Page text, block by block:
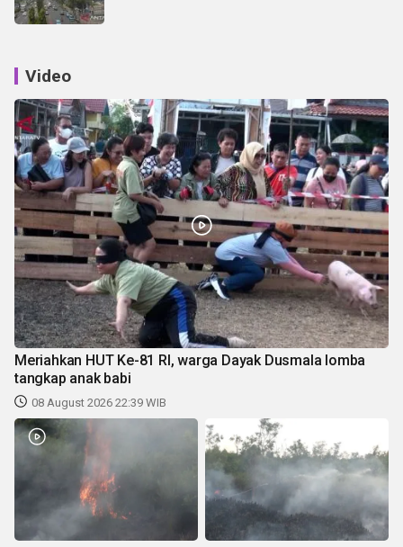
Video
Meriahkan HUT Ke-81 RI, warga Dayak Dusmala lomba
tangkap anak babi
08 August 2026 22:39 WIB